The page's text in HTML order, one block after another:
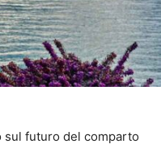
sul futuro del comparto